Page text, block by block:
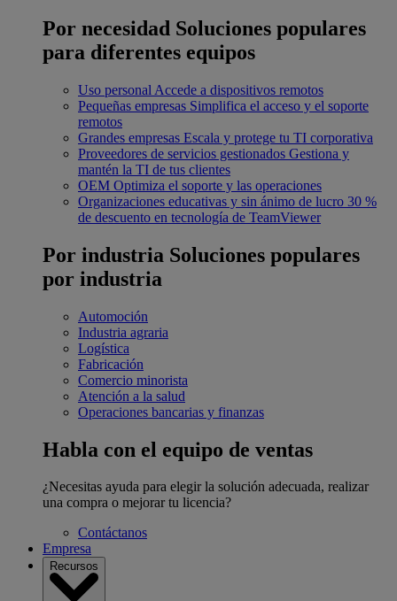
Por necesidad Soluciones populares
para diferentes equipos
Uso personal Accede a dispositivos remotos
Pequeñas empresas Simplifica el acceso y el soporte
remotos
Grandes empresas Escala y protege tu TI corporativa
Proveedores de servicios gestionados Gestiona y
mantén la TI de tus clientes
OEM Optimiza el soporte y las operaciones
Organizaciones educativas y sin ánimo de lucro 30 %
de descuento en tecnología de TeamViewer
Por industria Soluciones populares
por industria
Automoción
Industria agraria
Logística
Fabricación
Comercio minorista
Atención a la salud
Operaciones bancarias y finanzas
Habla con el equipo de ventas
¿Necesitas ayuda para elegir la solución adecuada, realizar
una compra o mejorar tu licencia?
Contáctanos
Empresa
Recursos